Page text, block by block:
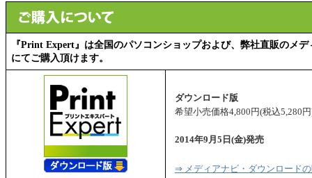
『Print Expert』は全国のパソコンショップおよび、弊社直販のメ
にてご購入頂けます。
ダウンロード版
希望小売価格4,800円(税込5,280
2014年9月5日(金)発売
⇒ メディアナビ・ダウンロード